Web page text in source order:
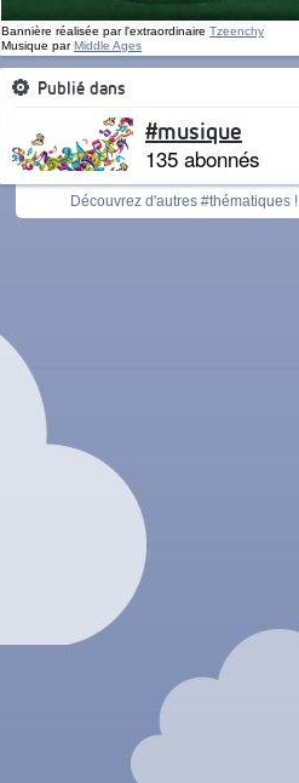
Bannière réalisée par l'extraordinaire Tzeenchy
Musique parMiddle Ages
Publié dans
#musique
135 abonnés
Découvrez d'autres #thématiques !